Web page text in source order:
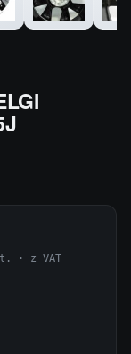
· z VAT